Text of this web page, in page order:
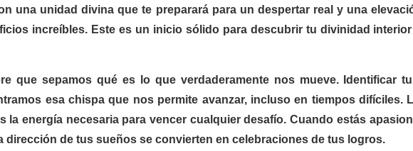
una unidad divina que te preparará para un despertar real y una
increíbles. Este es un inicio sólido para descubrir tu divinidad
que sepamos qué es lo que verdaderamente nos mueve. Identificar
esa chispa que nos permite avanzar, incluso en tiempos difíciles.
energía necesaria para vencer cualquier desafío. Cuando estás
dirección de tus sueños se convierten en celebraciones de tus logros.